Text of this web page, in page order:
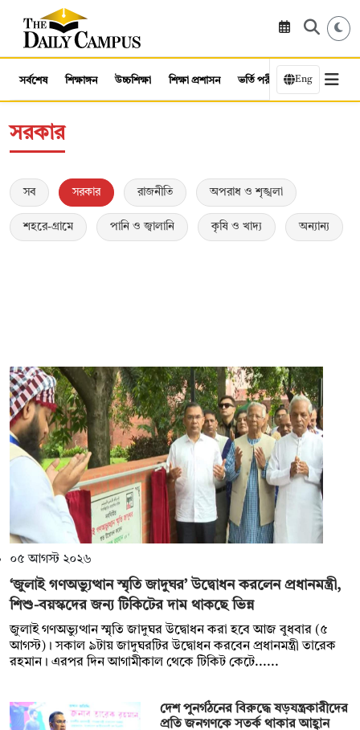
সর্বশেষ শিক্ষাঙ্গন উচ্চশিক্ষা শিক্ষা প্রশাসন ভর্তি পরীক্ষা কর্মসংস্থান
Eng
সরকার
সব সরকার রাজনীতি অপরাধ ও শৃঙ্খলা
শহরে-গ্রামে পানি ও জ্বালানি কৃষি ও খাদ্য অন্যান্য
০৫ আগস্ট ২০২৬
‘জুলাই গণঅভ্যুত্থান স্মৃতি জাদুঘর’ উদ্বোধন করলেন প্রধানমন্ত্রী,
শিশু-বয়স্কদের জন্য টিকিটের দাম থাকছে ভিন্ন
জুলাই গণঅভ্যুত্থান স্মৃতি জাদুঘর উদ্বোধন করা হবে আজ বুধবার (৫
আগস্ট)। সকাল ৯টায় জাদুঘরটির উদ্বোধন করবেন প্রধানমন্ত্রী তারেক
রহমান। এরপর দিন আগামীকাল থেকে টিকিট কেটে......
দেশ পুনর্গঠনের বিরুদ্ধে ষড়যন্ত্রকারীদের
প্রতি জনগণকে সতর্ক থাকার আহ্বান